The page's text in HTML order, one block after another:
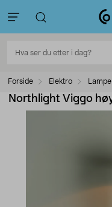
Forside Elektro
Northlight Viggo